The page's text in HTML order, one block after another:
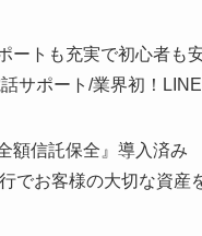
ートも充実で初心者も
サポート/業界初！
額信託保全』導入済み
でお客様の大切な資産